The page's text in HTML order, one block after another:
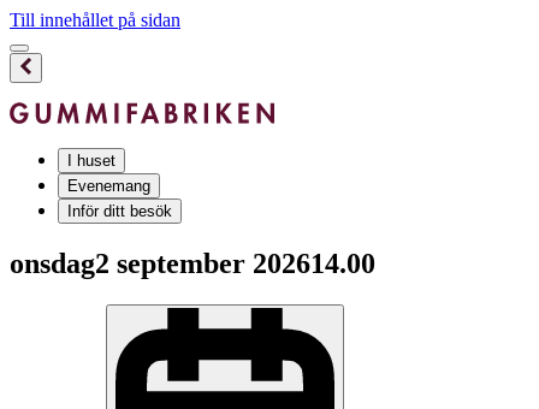
Till innehållet på sidan
I huset
Evenemang
Inför ditt besök
onsdag2 september 202614.00